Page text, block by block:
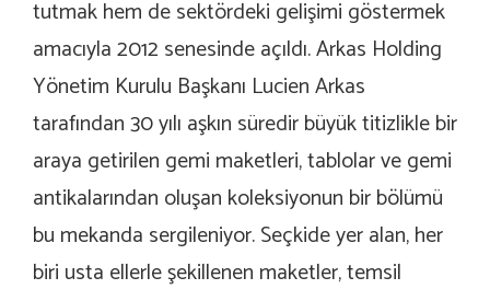
tutmak hem de sektördeki gelişimi göstermek
amacıyla 2012 senesinde açıldı. Arkas Holding
Yönetim Kurulu Başkanı Lucien Arkas
tarafından 30 yılı aşkın süredir büyük titizlikle bir
araya getirilen gemi maketleri, tablolar ve gemi
antikalarından oluşan koleksiyonun bir bölümü
bu mekanda sergileniyor. Seçkide yer alan, her
biri usta ellerle şekillenen maketler, temsil